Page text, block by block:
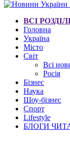
ВСІ
Головна
Україна
Місто
Світ
Всі
Росія
Бізнес
Наука
Шоу-бізнес
Спорт
Lifestyle
БЛОГИ